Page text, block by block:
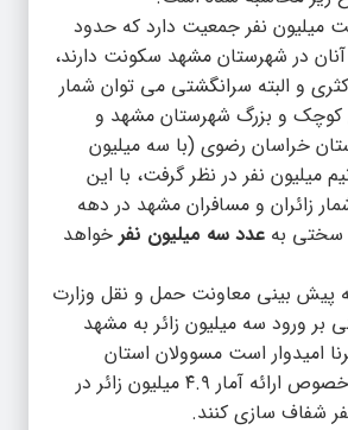
نفر جمعیت دارد که حدود
آنان در شهرستان مشهد سکونت دارند،
و البته سرانگشتی می توان شمار
روستای کوچک و بزرگ شهرستان مشهد و
۳۳ شهرستان خراسان رضوی (با سه میلیون
میلیون نفر در نظر گرفت، با این
زائران و مسافران مشهد در دهه
سختی به عدد سه میلیون نفر خواهد
پیش بینی معاونت حمل و نقل وزارت
بر ورود سه میلیون زائر به مشهد
امیدوار است مسوولان استان
خراسان رضوی در خصوص ارائه آمار ۴.۹ میلیون زائر در
شفاف سازی کنند.